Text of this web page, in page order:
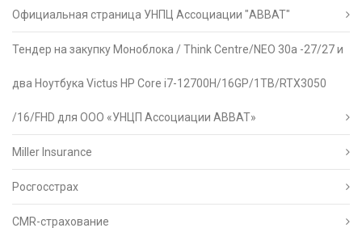
Официальная страница УНПЦ Ассоциации "АВВАТ"
Тендер на закупку Моноблока / Think Centre/NEO 30a -27/27 и
два Ноутбука Victus HP Core i7-12700H/16GP/1TB/RTX3050
/16/FHD для ООО «УНЦП Ассоциации АВВАТ»
Miller Insurance
Росгосстрах
CMR-страхование